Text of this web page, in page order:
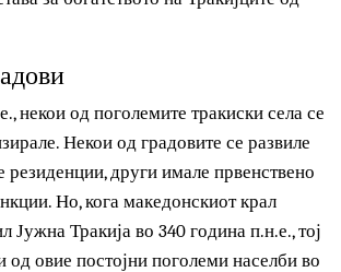
биле ограбени од ловци на
и во модерното време. Сепак,
Други тракиски богатства се
во земјата. Или затоа што биле
на опасност и никогаш не биле
сопственици, или затоа што биле
и напуштени како дел од непознати